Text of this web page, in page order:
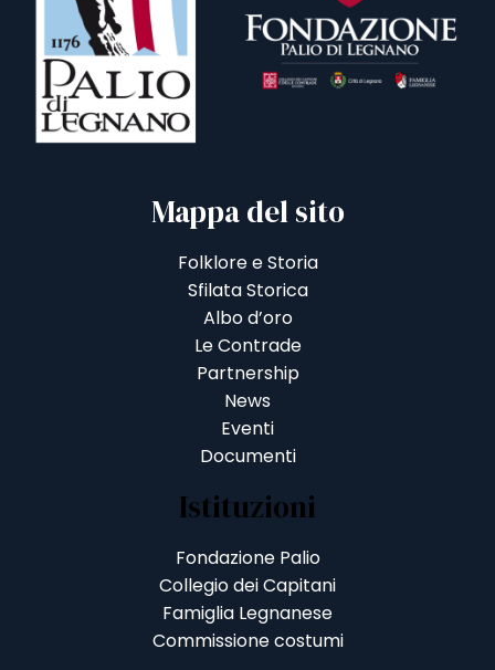
Mappa del sito
Folklore e Storia
Sfilata Storica
Albo d’oro
Le Contrade
Partnership
News
Eventi
Documenti
Istituzioni
Fondazione Palio
Collegio dei Capitani
Famiglia Legnanese
Commissione costumi